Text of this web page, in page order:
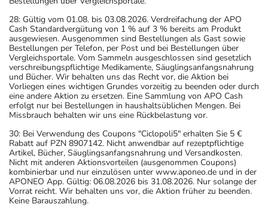
28: Gültig vom 01.08. bis 03.08.2026. Verdreifachung der APO
Cash Standardvergütung von 1 % auf 3 % bereits am Produkt
ausgewiesen. Ausgenommen sind Bestellungen als Gast sowie
Bestellungen per Telefon, per Post und bei Bestellungen über
Vergleichsportale. Vom Sammeln ausgeschlossen sind gesetzlich
verschreibungspflichtige Medikamente, Säuglingsanfangsnahrung
und Bücher. Wir behalten uns das Recht vor, die Aktion bei
Vorliegen eines wichtigen Grundes vorzeitig zu beenden oder durch
eine andere Aktion zu ersetzen. Eine Sammlung von APO Cash
erfolgt nur bei Bestellungen in haushaltsüblichen Mengen. Bei
Missbrauch behalten wir uns eine Rückbelastung vor.
30: Bei Verwendung des Coupons "Ciclopoli5" erhalten Sie 5 €
Rabatt auf PZN 8907142. Nicht anwendbar auf rezeptpflichtige
Artikel, Bücher, Säuglingsanfangsnahrung und Versandkosten.
Nicht mit anderen Aktionsvorteilen (ausgenommen Coupons)
kombinierbar und nur einzulösen unter www.aponeo.de und in der
APONEO App. Gültig: 06.08.2026 bis 31.08.2026. Nur solange der
Vorrat reicht. Wir behalten uns vor, die Aktion früher zu beenden.
Keine Barauszahlung.